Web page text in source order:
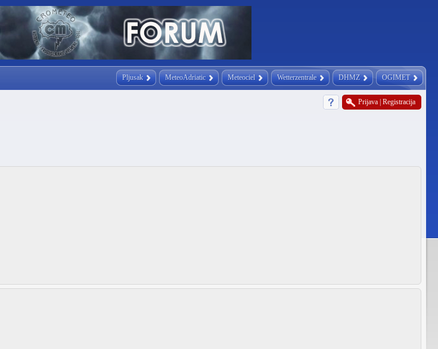
Pljusak MeteoAdriatic Meteociel Wetterzentrale DHMZ OGIMET
Prijava Registracija